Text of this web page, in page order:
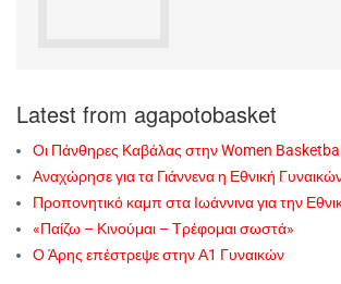
Latest from agapotobasket
Οι Πάνθηρες Καβάλας στην Women
Αναχώρησε για τα Γιάννενα η Εθνική
Προπονητικό καμπ στα Ιωάννινα για την
«Παίζω – Κινούμαι – Τρέφομαι σωστά»
Ο Άρης επέστρεψε στην Α1 Γυναικών